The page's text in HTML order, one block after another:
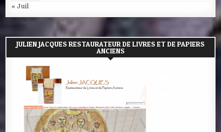
« Juil
JULIEN JACQUES RESTAURATEUR DE LIVRES ET DE PAPIERS
ANCIENS